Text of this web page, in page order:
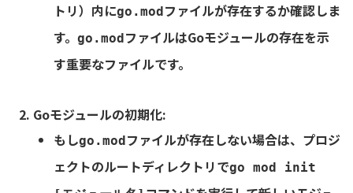
トリ）内にgo.mod ファイルが存在するか確認しま
す。 go.mod ファイルはGoモジュールの存在を示
す重要なファイルです。
Goモジュールの初期化:
もしgo.mod ファイルが存在しない場合は、プロジ
ェクトのルートディレクトリでgo mod init